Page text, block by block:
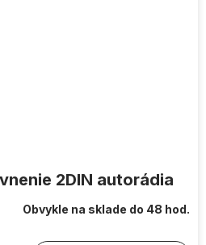
2DIN autorádia
Obvykle na sklade do 48 hod.